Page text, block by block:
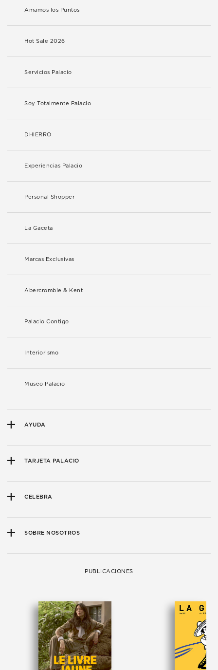
Amamos los Puntos
Hot Sale 2026
Servicios Palacio
Soy Totalmente Palacio
DHIERRO
Experiencias Palacio
Personal Shopper
La Gaceta
Marcas Exclusivas
Abercrombie & Kent
Palacio Contigo
Interiorismo
Museo Palacio
AYUDA
TARJETA PALACIO
CELEBRA
SOBRE NOSOTROS
PUBLICACIONES